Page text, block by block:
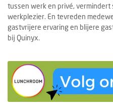
tussen werk en privé,
werkplezier. En tevreden
gastvrijere ervaring en blijere
bij Quinyx.